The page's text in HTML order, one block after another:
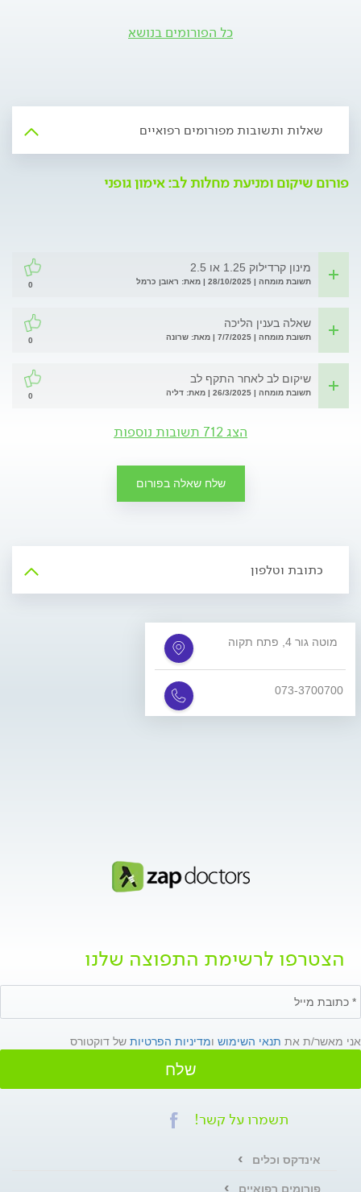
כל הפורומים בנושא
שאלות ותשובות מפורומים רפואיים
פורום שיקום ומניעת מחלות לב: אימון גופני
מינון קרדילוק 1.25 או 2.5
תשובת מומחה | 28/10/2025 | מאת: ראובן כרמל 0
שאלה בענין הליכה
תשובת מומחה | 7/7/2025 | מאת: שרונה 0
שיקום לב לאחר התקף לב
תשובת מומחה | 26/3/2025 | מאת: דליה 0
הצג 712 תשובות נוספות
שלח שאלה בפורום
כתובת וטלפון
מוטה גור 4, פתח תקוה
073-3700700
הצטרפו לרשימת התפוצה שלנו
אני מאשר/ת את תנאי השימוש ומדיניות הפרטיות של דוקטורס
שלח
תשמרו על קשר!
אינדקס וכלים
פורומים רפואיים